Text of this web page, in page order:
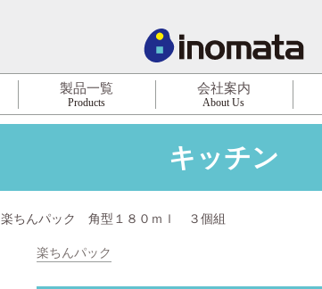
製品一覧
Products
会社案内
About Us
キッチン
楽ちんパック 角型１８０ｍｌ ３個組
楽ちんパック